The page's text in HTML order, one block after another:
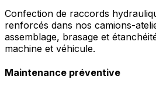
Confection de raccords
renforcés dans nos camions-
assemblage, brasage et
machine et véhicule.
Maintenance préventive